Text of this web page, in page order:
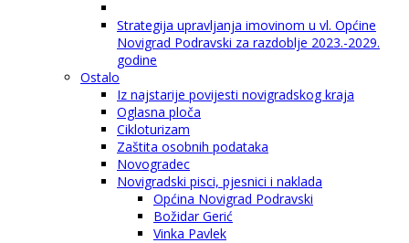
Strategija upravljanja imovinom u vl. Općine
Novigrad Podravski za razdoblje 2023.-2029.
godine
Ostalo
Iz najstarije povijesti novigradskog kraja
Oglasna ploča
Cikloturizam
Zaštita osobnih podataka
Novogradec
Novigradski pisci, pjesnici i naklada
Općina Novigrad Podravski
Božidar Gerić
Vinka Pavlek